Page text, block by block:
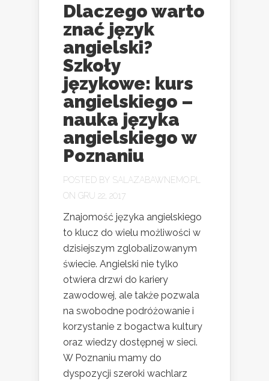
Dlaczego warto
znać język
angielski?
Szkoły
językowe: kurs
angielskiego –
nauka języka
angielskiego w
Poznaniu
POSTED BY SALAZABAWNEMO.PL
ON GRU 22, 2017
Znajomość języka angielskiego
to klucz do wielu możliwości w
dzisiejszym zglobalizowanym
świecie. Angielski nie tylko
otwiera drzwi do kariery
zawodowej, ale także pozwala
na swobodne podróżowanie i
korzystanie z bogactwa kultury
oraz wiedzy dostępnej w sieci.
W Poznaniu mamy do
dyspozycji szeroki wachlarz